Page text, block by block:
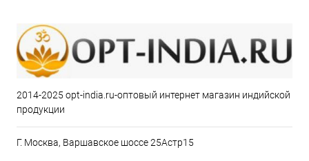
2014-2025 opt-india.ru-оптовый интернет магазин индийской
продукции
Г. Москва, Варшавское шоссе 25Астр15